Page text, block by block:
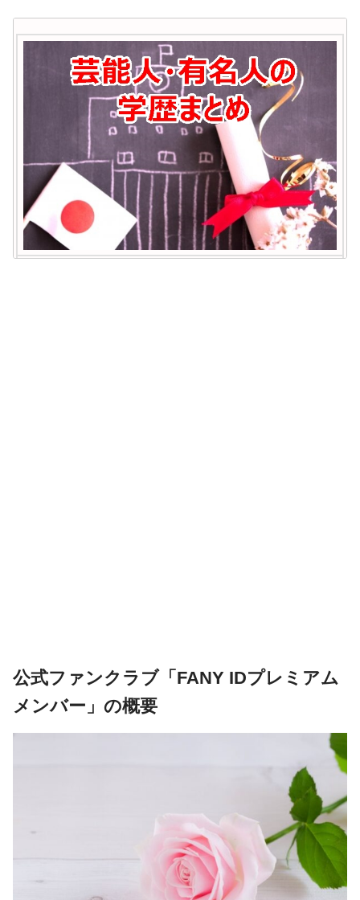
公式ファンクラブ「 FANY IDプレミアム
メンバー 」の概要